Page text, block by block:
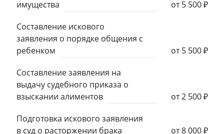
имущества
от 5 500 ₽
Составление искового
заявления о порядке общения с
ребенком
от 5 500 ₽
Составление заявления на
выдачу судебного приказа о
взыскании алиментов
от 2 500 ₽
Подготовка искового заявления
в суд о расторжении брака
от 8 000 ₽